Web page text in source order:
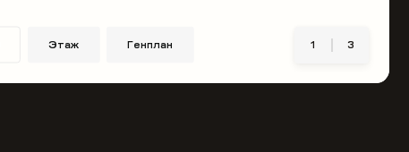
Этаж Генплан 1 3